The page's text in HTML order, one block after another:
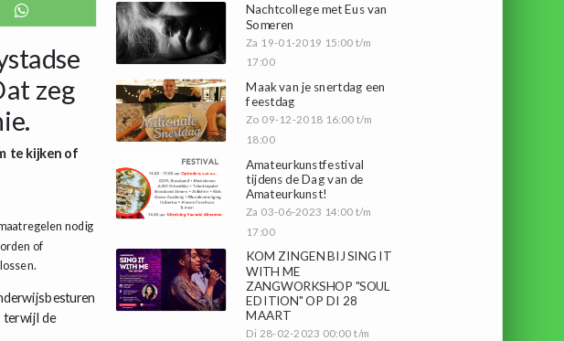
zeg
te kijken of
nodig
of
terwijl de
Nachtcollege met Eus van
Someren
Za 19-01-2019 15:00 t/m
17:00
Maak van je snertdag een
feestdag
Zo 09-12-2018 16:00 t/m
18:00
Amateurkunstfestival
tijdens de Dag van de
Amateurkunst!
Za 03-06-2023 14:00 t/m
17:00
KOM ZINGEN BIJ SING IT
WITH ME
ZANGWORKSHOP "SOUL
EDITION" OP DI 28
MAART
Di 28-02-2023 00:00 t/m